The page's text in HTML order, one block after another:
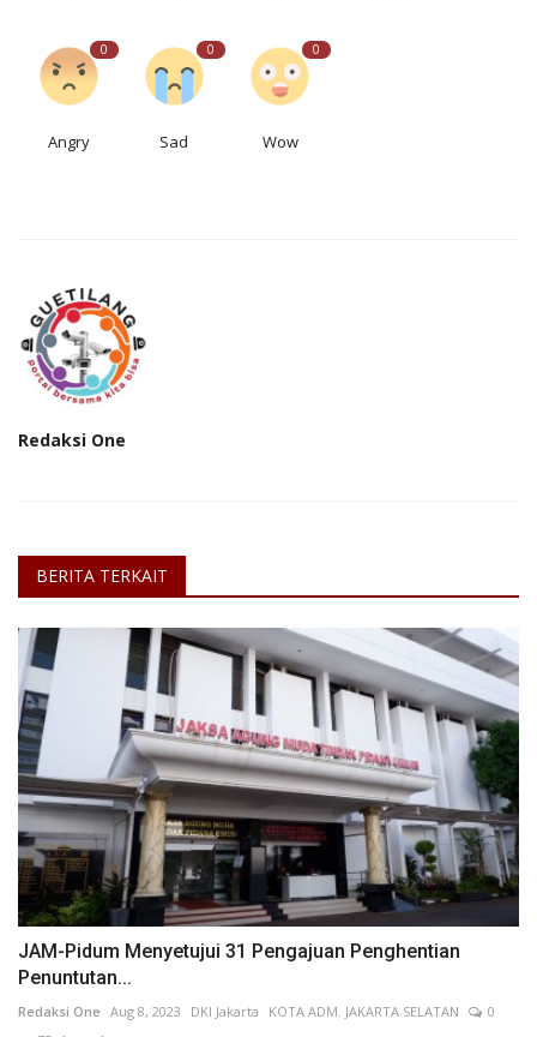
0
Angry
0
Sad
0
Wow
Redaksi One
BERITA TERKAIT
JAM-Pidum Menyetujui 31 Pengajuan Penghentian
Penuntutan...
Redaksi One Aug 8, 2023 DKI Jakarta KOTA ADM. JAKARTA SELATAN
0